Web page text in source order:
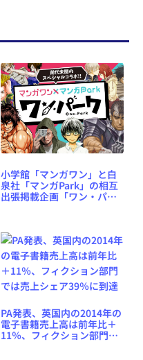
小学館「マンガワン」と白
泉社「マンガPark」の相互
出張掲載企画「ワン・パー
ンに、『闇金ウシジマく
ん』などがマンガParkに
PA発表、英国内の2014年の
電子書籍売上高は前年比＋
11％、フィクション部門で